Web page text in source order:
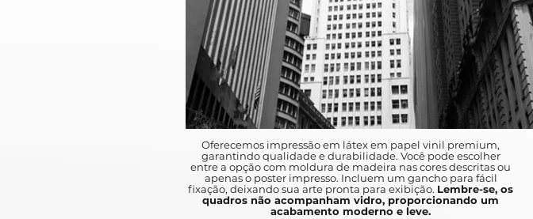
Oferecemos impressão em látex em papel vinil premium,
garantindo qualidade e durabilidade. Você pode escolher
entre a opção com moldura de madeira nas cores descritas ou
apenas o poster impresso. Incluem um gancho para fácil
fixação, deixando sua arte pronta para exibição. Lembre-se, os
quadros não acompanham vidro, proporcionando um
acabamento moderno e leve.